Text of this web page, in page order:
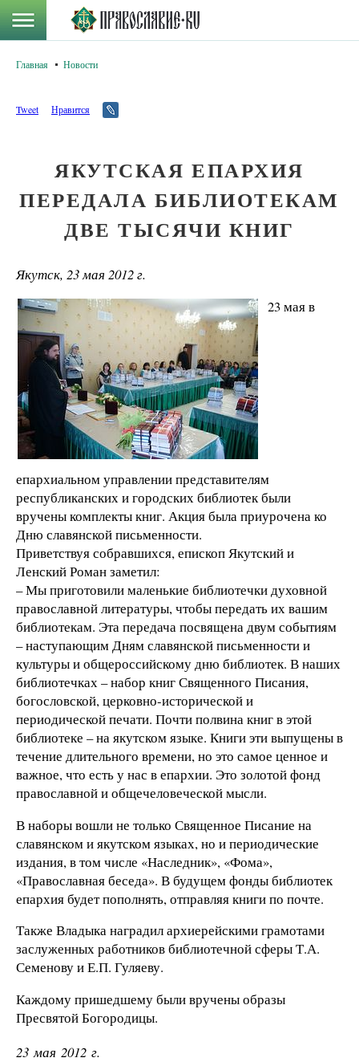
Главная Новости
Tweet Нравится
ЯКУТСКАЯ ЕПАРХИЯ
ПЕРЕДАЛА БИБЛИОТЕКАМ
ДВЕ ТЫСЯЧИ КНИГ
Якутск, 23 мая 2012 г.
23 мая в
епархиальном управлении представителям
республиканских и городских библиотек были
вручены комплекты книг. Акция была приурочена ко
Дню славянской письменности.
Приветствуя собравшихся, епископ Якутский и
Ленский Роман заметил:
– Мы приготовили маленькие библиотечки духовной
православной литературы, чтобы передать их вашим
библиотекам. Эта передача посвящена двум событиям
– наступающим Дням славянской письменности и
культуры и общероссийскому дню библиотек. В наших
библиотечках – набор книг Священного Писания,
богословской, церковно-исторической и
периодической печати. Почти полвина книг в этой
библиотеке – на якутском языке. Книги эти выпущены в
течение длительного времени, но это самое ценное и
важное, что есть у нас в епархии. Это золотой фонд
православной и общечеловеческой мысли.
В наборы вошли не только Священное Писание на
славянском и якутском языках, но и периодические
издания, в том числе «Наследник», «Фома»,
«Православная беседа». В будущем фонды библиотек
епархия будет пополнять, отправляя книги по почте.
Также Владыка наградил архиерейскими грамотами
заслуженных работников библиотечной сферы Т.А.
Семенову и Е.П. Гуляеву.
Каждому пришедшему были вручены образы
Пресвятой Богородицы.
23 мая 2012 г.